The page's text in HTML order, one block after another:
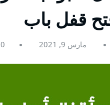
قفل باب
مارس 9, 2021 0